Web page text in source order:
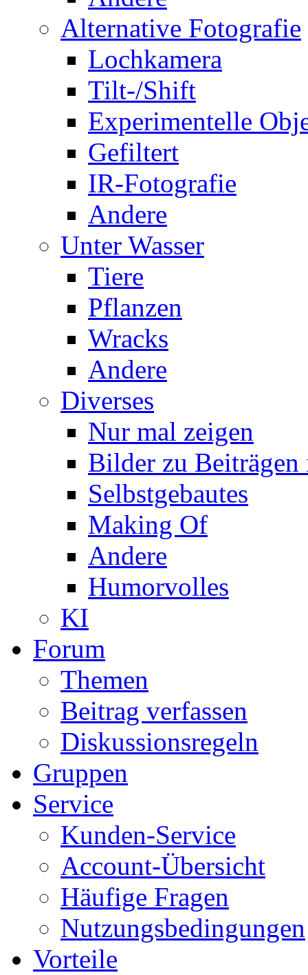
Alternative Fotografie
Lochkamera
Tilt-/Shift
Experimentelle
Gefiltert
IR-Fotografie
Andere
Unter Wasser
Tiere
Pflanzen
Wracks
Andere
Diverses
Nur mal zeigen
Bilder zu
Selbstgebautes
Making Of
Andere
Humorvolles
KI
Forum
Themen
Beitrag verfassen
Diskussionsregeln
Gruppen
Service
Kunden-Service
Account-Übersicht
Häufige Fragen
Nutzungsbedingungen
Vorteile